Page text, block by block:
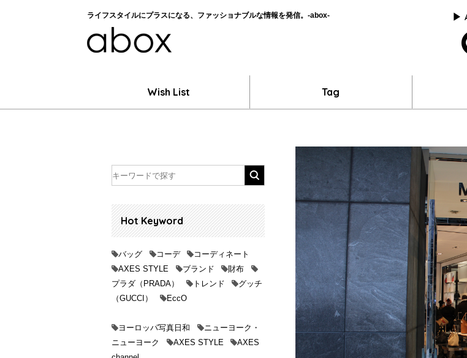
ライフスタイルにプラスになる、ファッショナブルな情報を発信。-abox-
Wish List Tag
Hot Keyword
バッグ コーデ
コーディネート
AXES STYLE
ブランド
財布
プラダ（PRADA）
トレンド
グッチ
（GUCCI）
EccO
ヨーロッパ写真日和
ニューヨーク・
ニューヨーク
AXES STYLE
AXES